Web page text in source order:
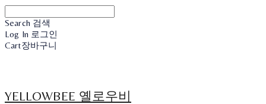
Search 검색
Log In 로그인
Cart장바구니
YELLOWBEE 옐로우비